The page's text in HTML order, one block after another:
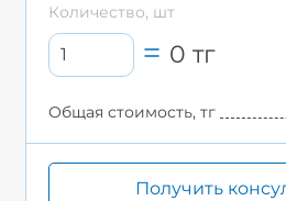
Количество, шт
0тг
Общая стоимость, тг
Получить